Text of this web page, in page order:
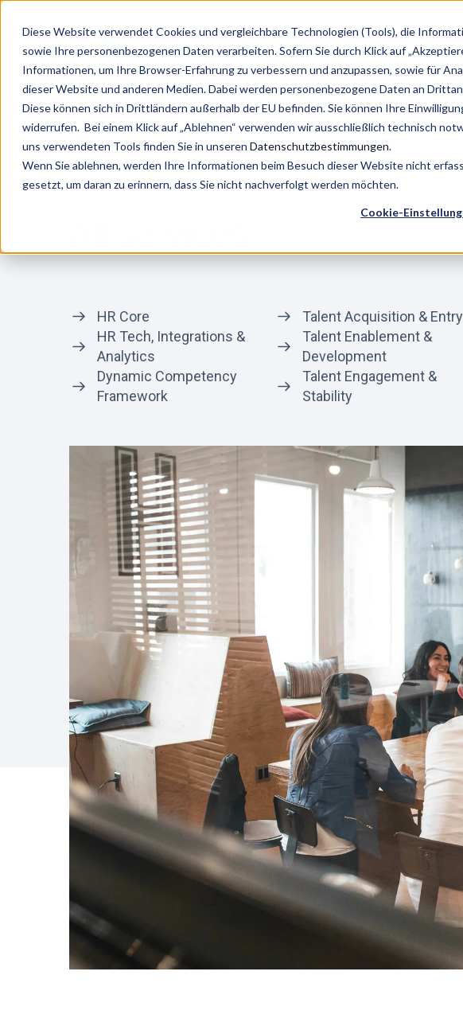
Diese Website verwendet Cookies und vergleichbare Technologien (Tools), die
sowie Ihre personenbezogenen Daten verarbeiten. Sofern Sie durch Klick auf
Informationen, um Ihre Browser-Erfahrung zu verbessern und anzupassen, sowie für
dieser Website und anderen Medien. Dabei werden personenbezogene Daten an
Diese können sich in Drittländern außerhalb der EU befinden. Sie können Ihre
widerrufen. Bei einem Klick auf „Ablehnen“ verwenden wir ausschließlich technisch
uns verwendeten Tools finden Sie in unseren Datenschutzbestimmungen.
Wenn Sie ablehnen, werden Ihre Informationen beim Besuch dieser Website nicht
gesetzt, um daran zu erinnern, dass Sie nicht nachverfolgt werden möchten.
Cookie-
Services
Home page / Services
HR Core
Talent Acquisition & Entry
HR Tech, Integrations &
Analytics
Talent Enablement &
Development
Dynamic Competency
Framework
Talent Engagement &
Stability